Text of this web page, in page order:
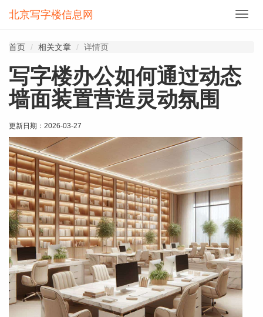
切
北京写字楼信息网
首页 相关文章 详情页
写字楼办公如何通过动态
墙面装置营造灵动氛围
更新日期： 2026-03-27